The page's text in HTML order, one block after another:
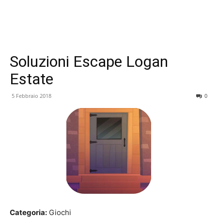
Soluzioni Escape Logan
Estate
5 Febbraio 2018 0
Categoria: Giochi